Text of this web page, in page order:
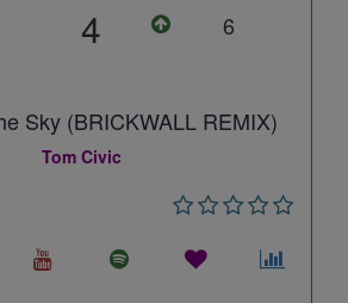
4 6
Sky (BRICKWALL REMIX)
Tom Civic